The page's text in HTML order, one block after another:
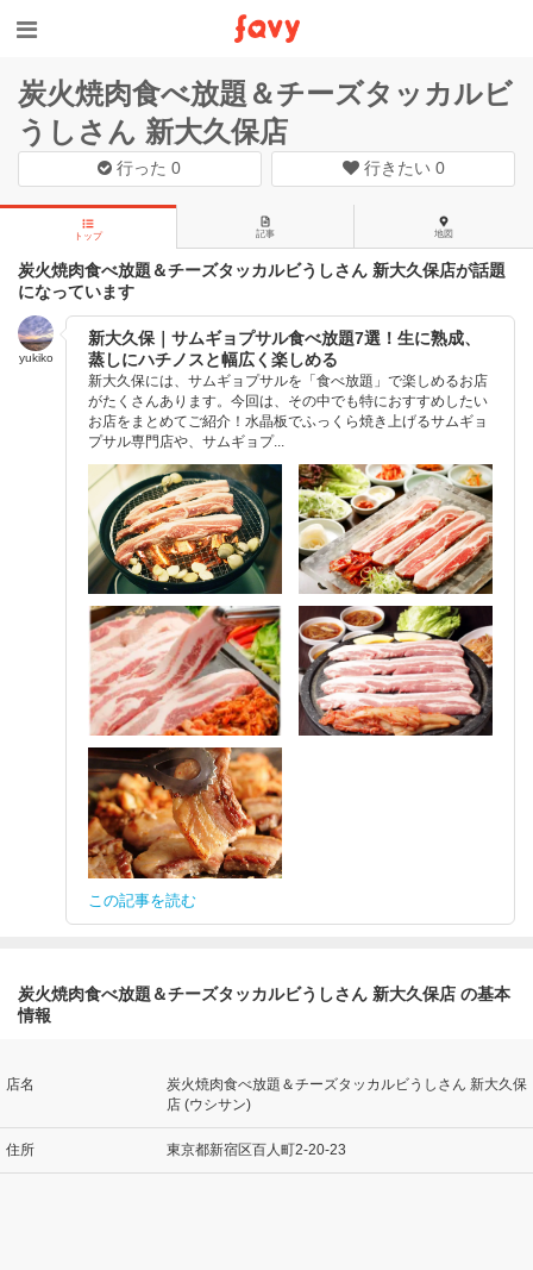
炭火焼肉食べ放題＆チーズタッカルビ
うしさん 新大久保店
行った0 行きたい 0
トップ 記事 地図
炭火焼肉食べ放題＆チーズタッカルビうしさん 新大久保店が話題
になっています
yukiko
新大久保｜サムギョプサル食べ放題7選！生に熟成、
蒸しにハチノスと幅広く楽しめる
新大久保には、サムギョプサルを「食べ放題」で楽しめるお店
がたくさんあります。今回は、その中でも特におすすめしたい
お店をまとめてご紹介！水晶板でふっくら焼き上げるサムギョ
プサル専門店や、サムギョプ...
この記事を読む
炭火焼肉食べ放題＆チーズタッカルビうしさん 新大久保店 の基本
情報
店名
炭火焼肉食べ放題＆チーズタッカルビうしさん 新大久保
店 (ウシサン)
住所 東京都新宿区百人町2-20-23